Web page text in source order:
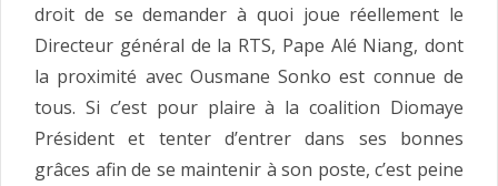
droit de se demander à quoi joue réellement le
Directeur général de la RTS, Pape Alé Niang, dont
la proximité avec Ousmane Sonko est connue de
tous. Si c’est pour plaire à la coalition Diomaye
Président et tenter d’entrer dans ses bonnes
grâces afin de se maintenir à son poste, c’est peine